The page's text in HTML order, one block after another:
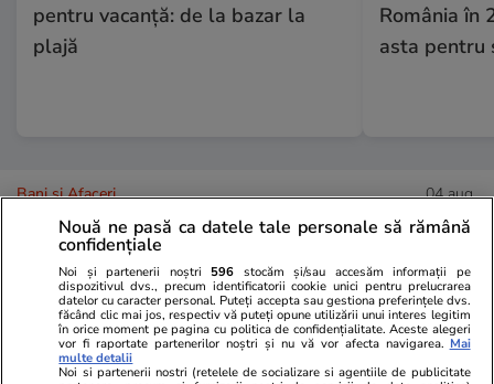
pentru vacanță: de la bazar la
plajă
România în
asta pentru
Bani și Afaceri 04 aug.
Ce este loud budgeting,
tendința financiară populară la
generația Z
Nouă ne pasă ca datele tale personale să rămână
confidențiale
Noi și partenerii noștri 596 stocăm și/sau accesăm informații pe
dispozitivul dvs., precum identificatorii cookie unici pentru prelucrarea
datelor cu caracter personal. Puteți accepta sau gestiona preferințele dvs.
făcând clic mai jos, respectiv vă puteți opune utilizării unui interes legitim
în orice moment pe pagina cu politica de confidențialitate. Aceste alegeri
vor fi raportate partenerilor noștri și nu vă vor afecta navigarea. Mai
multe detalii
Noi si partenerii nostri (retelele de socializare si agentiile de publicitate